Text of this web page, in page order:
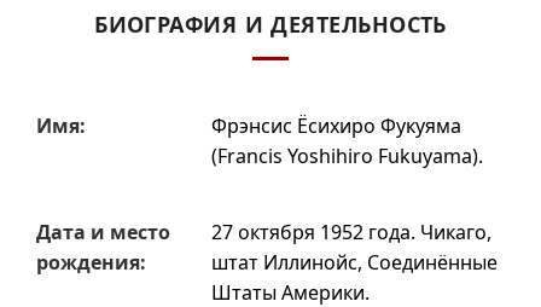
БИОГРАФИЯ И ДЕЯТЕЛЬНОСТЬ
Имя:
Фрэнсис Ёсихиро Фукуяма
(Francis Yoshihiro Fukuyama).
Дата и место
рождения:
27 октября 1952 года. Чикаго,
штат Иллинойс, Соединённые
Штаты Америки.